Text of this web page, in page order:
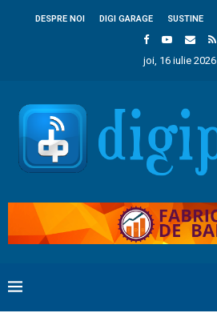
DESPRE NOI DIGI GARAGE SUSTINE
joi, 16 iulie 2026